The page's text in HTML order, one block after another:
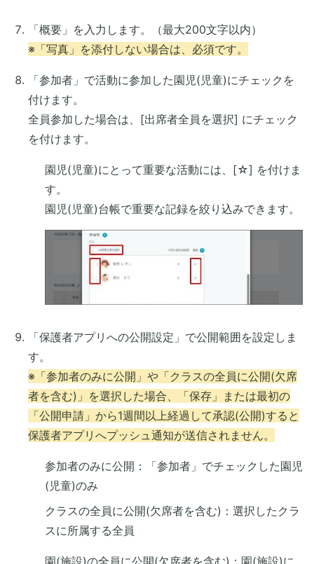
「概要」を入力します。（最大200文字以内）
※「写真」を添付しない場合は、必須です。
「参加者」で活動に参加した園児(児童)にチェックを
付けます。
全員参加した場合は、[出席者全員を選択] にチェック
を付けます。
園児(児童)にとって重要な活動には、[☆] を付けま
す。
園児(児童)台帳で重要な記録を絞り込みできます。
「保護者アプリへの公開設定」で公開範囲を設定しま
す。
※「参加者のみに公開」や「クラスの全員に公開(欠席
者を含む)」を選択した場合、「保存」または最初の
「公開申請」から1週間以上経過して承認(公開)すると
保護者アプリへプッシュ通知が送信されません。
参加者のみに公開：「参加者」でチェックした園児
(児童)のみ
クラスの全員に公開(欠席者を含む)：選択したクラ
スに所属する全員